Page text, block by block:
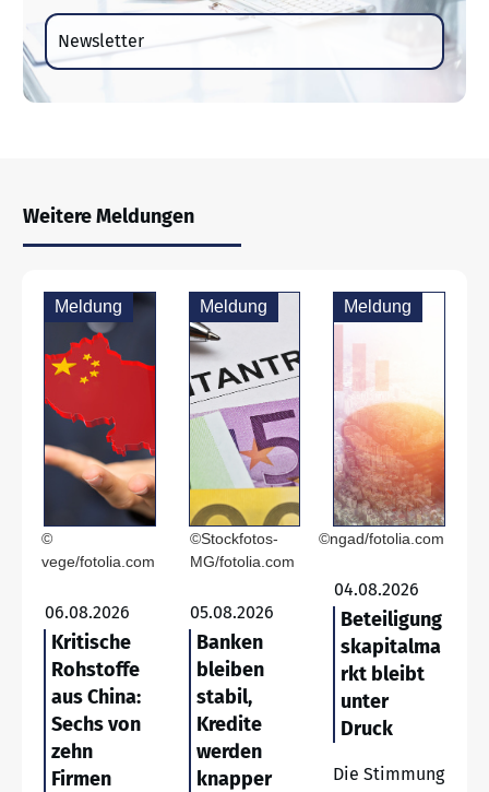
Newsletter
Weitere Meldungen
Meldung
©
vege/fotolia.com
06.08.2026
Kritische
Rohstoffe
aus China:
Sechs von
zehn
Firmen
Meldung
©Stockfotos-
MG/fotolia.com
05.08.2026
Banken
bleiben
stabil,
Kredite
werden
knapper
Meldung
©ngad/fotolia.com
04.08.2026
Beteiligung
skapitalma
rkt bleibt
unter
Druck
Die Stimmung